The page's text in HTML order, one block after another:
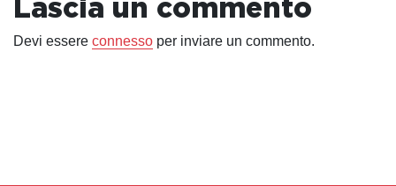
Lascia un commento
Devi essere connesso per inviare un commento.